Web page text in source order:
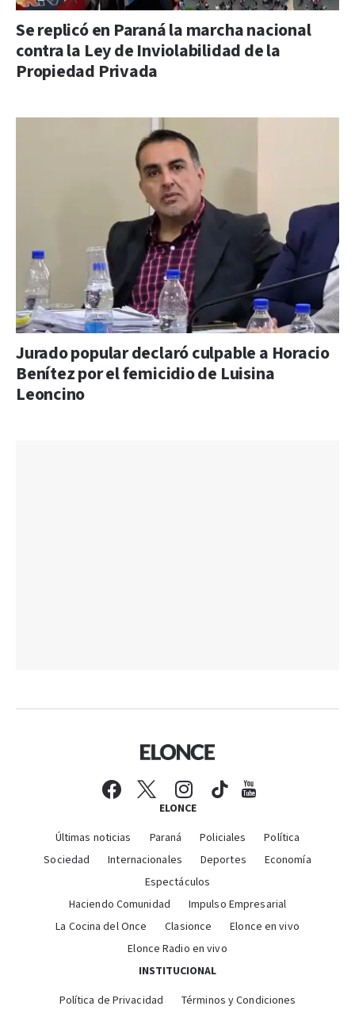
Se replicó en Paraná la marcha nacional
contra la Ley de Inviolabilidad de la
Propiedad Privada
Jurado popular declaró culpable a Horacio
Benítez por el femicidio de Luisina
Leoncino
ELONCE
Últimas noticias Paraná Policiales
Política
Sociedad
Internacionales Deportes
Economía
Espectáculos
Haciendo Comunidad
Impulso Empresarial
La Cocina del Once
Clasionce
Elonce en vivo
Elonce Radio en vivo
INSTITUCIONAL
Política de Privacidad Términos y Condiciones